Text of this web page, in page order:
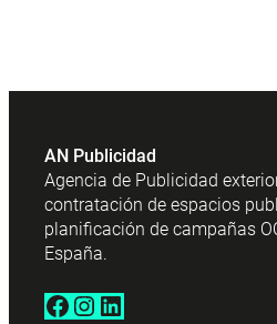
AN Publicidad
Agencia de Publicidad
contratación de espacios
planificación de campañas
España.
Facebook Instagram LinkedIn